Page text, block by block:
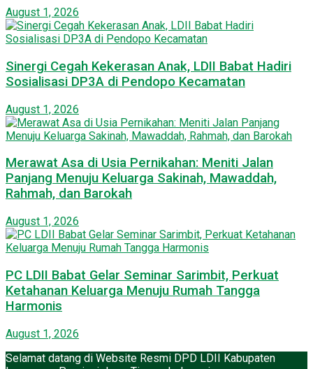
August 1, 2026
Sinergi Cegah Kekerasan Anak, LDII Babat Hadiri
Sosialisasi DP3A di Pendopo Kecamatan
August 1, 2026
Merawat Asa di Usia Pernikahan: Meniti Jalan
Panjang Menuju Keluarga Sakinah, Mawaddah,
Rahmah, dan Barokah
August 1, 2026
PC LDII Babat Gelar Seminar Sarimbit, Perkuat
Ketahanan Keluarga Menuju Rumah Tangga
Harmonis
August 1, 2026
Selamat datang di Website Resmi DPD LDII Kabupaten